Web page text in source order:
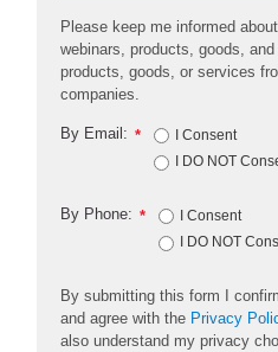
Please keep me informed
webinars, products, goods,
products, goods, or services
companies.
*
By Email:
I Consent
I DO NOT
*
By Phone:
I Consent
I DO NOT
By submitting this form I
and agree with the Privacy
also understand my privacy